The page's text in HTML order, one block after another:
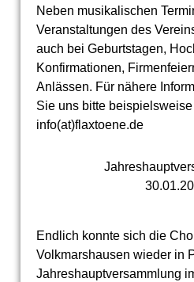
Neben musikalischen
Veranstaltungen des
auch bei Geburtstagen,
Konfirmationen,
Anlässen. Für nähere
Sie uns bitte beispielsweise
info(at)flaxtoene.de
Endlich konnte sich die
Volkmarshausen wieder in
Jahreshauptversammlung